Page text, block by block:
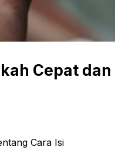
Cepat dan
Cara Isi